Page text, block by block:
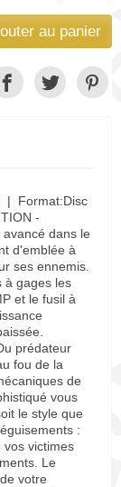
au panier
| Format:Disc
-
avancé dans le
d'emblée à
ses ennemis.
à gages les
et le fusil à
prédateur
fou de la
de
vous
le style que
:
vos victimes
Le
votre